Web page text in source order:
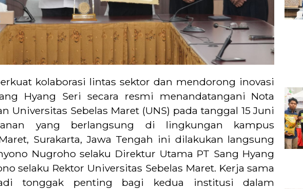
kolaborasi lintas sektor dan mendorong inovasi
Hyang Seri secara resmi menandatangani Nota
Universitas Sebelas Maret (UNS) pada tanggal 15 Juni
yang berlangsung di lingkungan kampus
Surakarta, Jawa Tengah ini dilakukan langsung
Nugroho selaku Direktur Utama PT Sang Hyang
selaku Rektor Universitas Sebelas Maret. Kerja sama
tonggak penting bagi kedua institusi dalam